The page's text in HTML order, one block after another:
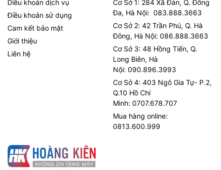
Diều khoản dịch vụ
Điều khoản sử dụng
Cam kết bảo mật
Giới thiệu
Liên hệ
Cơ Sở 1: 284 Xã Đàn, Q. Đống
Đa, Hà Nội: 083.888.3663
Cơ Sở 2: 42 Trần Phú, Q. Hà
Đông, Hà Nội: 086.888.3663
Cơ Sở 3: 48 Hồng Tiến, Q.
Long Biên, Hà
Nội: 090.896.3993
Cơ Sở 4: 403 Ngô Gia Tự- P.2,
Q.10 Hồ Chí
Minh: 0707.678.707
Mua hàng online:
0813.600.999